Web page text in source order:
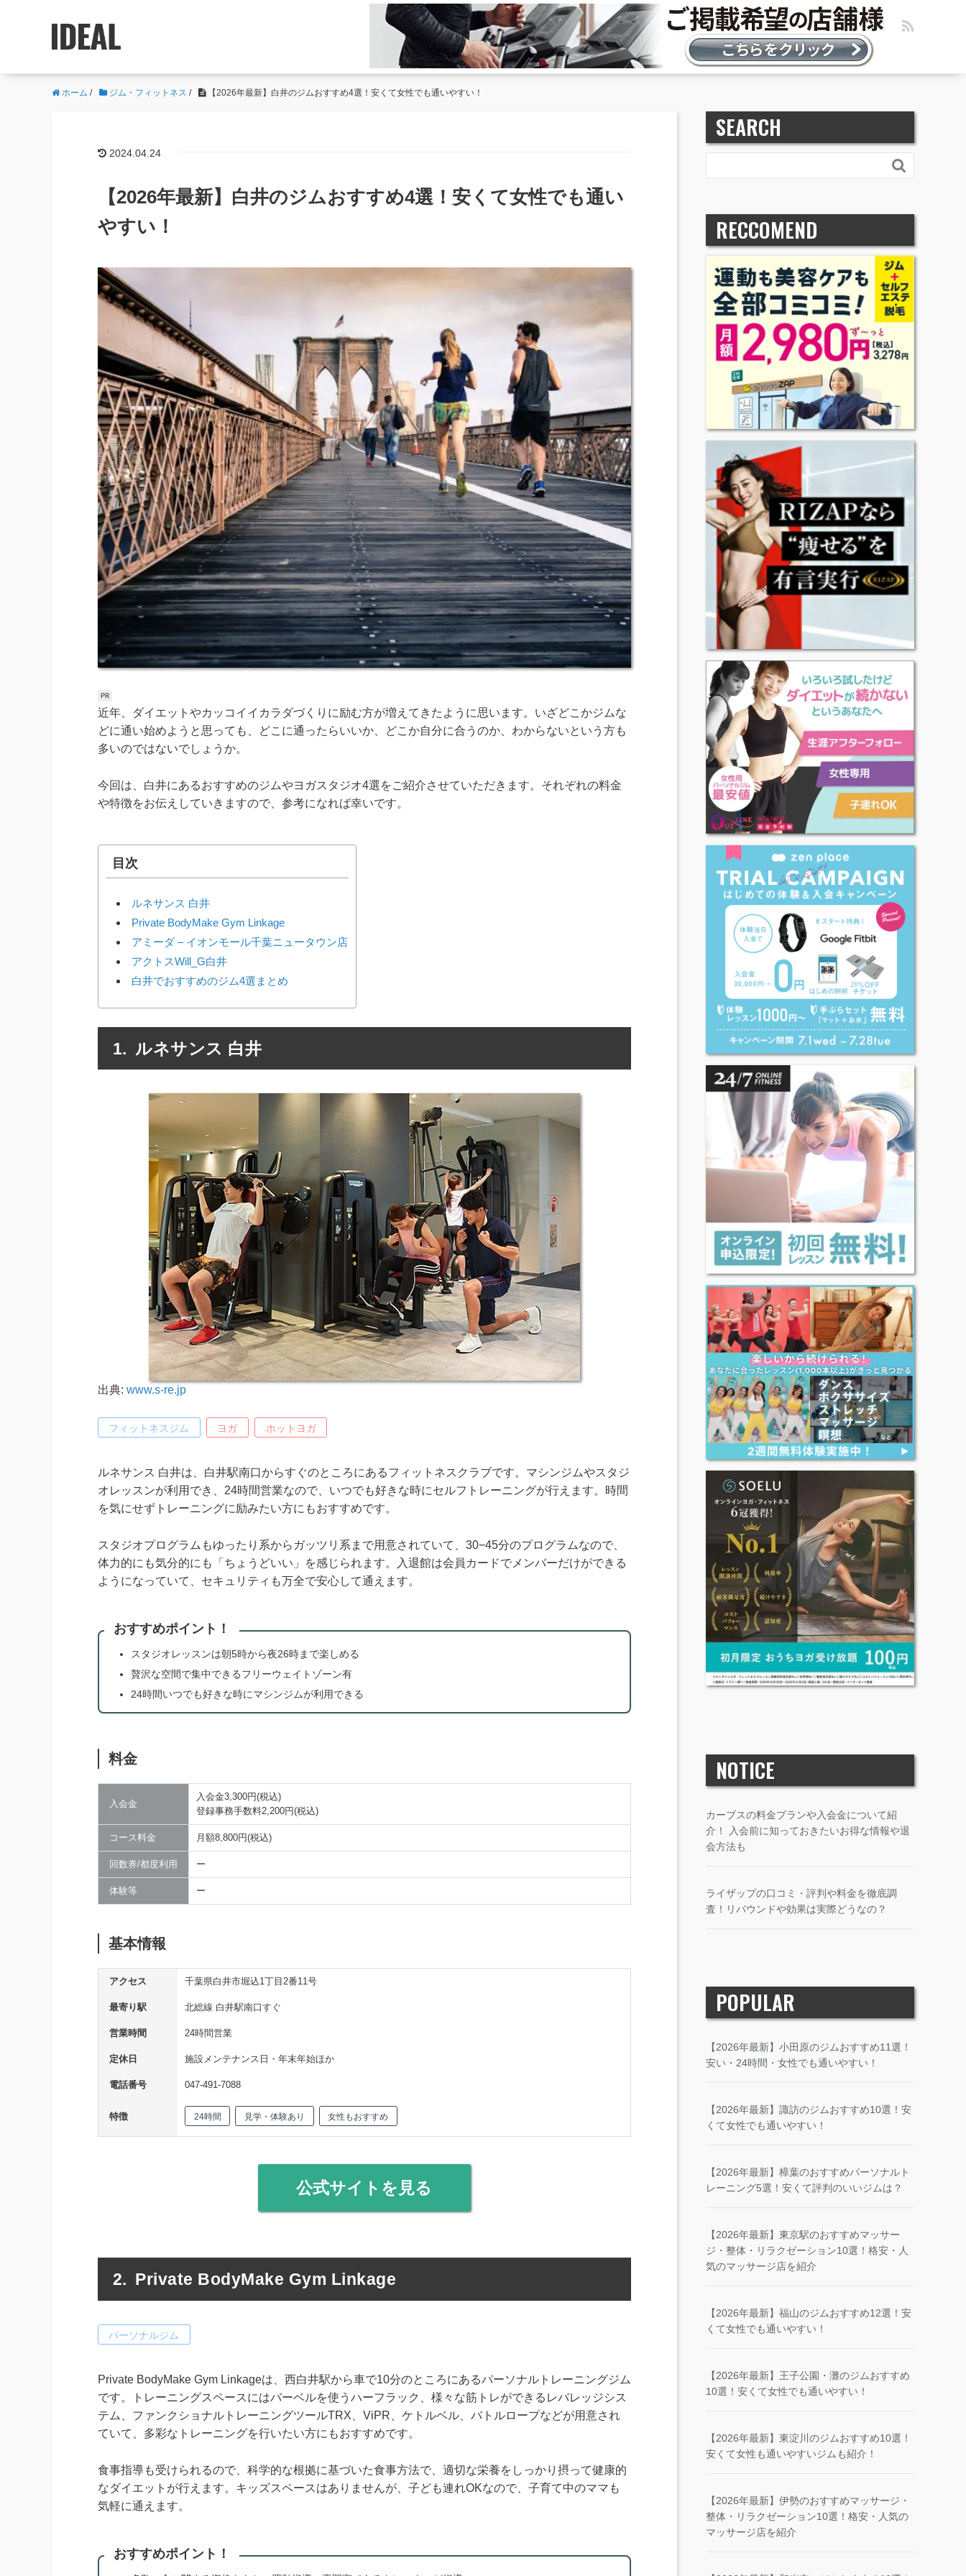
ホーム / ジム・フィットネス / 【2026年最新】白井のジムおすすめ4選！安くて女性でも通いやすい！
2024.04.24
【2026年最新】白井のジムおすすめ4選！安くて女性でも通い
やすい！
近年、ダイエットやカッコイイカラダづくりに励む方が増えてきたように思います。いざどこかジムな
どに通い始めようと思っても、どこに通ったらいいか、どこか自分に合うのか、わからないという方も
多いのではないでしょうか。
今回は、白井にあるおすすめのジムやヨガスタジオ4選をご紹介させていただきます。それぞれの料金
や特徴をお伝えしていきますので、参考になれば幸いです。
目次
ルネサンス 白井
Private BodyMake Gym Linkage
アミーダ – イオンモール千葉ニュータウン店
アクトスWill_G白井
白井でおすすめのジム4選まとめ
ルネサンス 白井
出典: www.s-re.jp
フィットネスジム ヨガ ホットヨガ
ルネサンス 白井は、白井駅南口からすぐのところにあるフィットネスクラブです。マシンジムやスタジ
オレッスンが利用でき、24時間営業なので、いつでも好きな時にセルフトレーニングが行えます。時間
を気にせずトレーニングに励みたい方にもおすすめです。
スタジオプログラムもゆったり系からガッツリ系まで用意されていて、30−45分のプログラムなので、
体力的にも気分的にも「ちょうどいい」を感じられます。入退館は会員カードでメンバーだけができる
ようになっていて、セキュリティも万全で安心して通えます。
おすすめポイント！
スタジオレッスンは朝5時から夜26時まで楽しめる
贅沢な空間で集中できるフリーウェイトゾーン有
24時間いつでも好きな時にマシンジムが利用できる
料金
入会金
入会金3,300円(税込)
登録事務手数料2,200円(税込)
コース料金 月額8,800円(税込)
回数券/都度利用 ー
体験等 ー
基本情報
アクセス 千葉県白井市堀込1丁目2番11号
最寄り駅 北総線 白井駅南口すぐ
営業時間 24時間営業
定休日 施設メンテナンス日・年末年始ほか
電話番号 047-491-7088
特徴 24時間 見学・体験あり 女性もおすすめ
公式サイトを見る
Private BodyMake Gym Linkage
パーソナルジム
Private BodyMake Gym Linkageは、西白井駅から車で10分のところにあるパーソナルトレーニングジム
です。トレーニングスペースにはバーベルを使うハーフラック、様々な筋トレができるレバレッジシス
テム、ファンクショナルトレーニングツールTRX、ViPR、ケトルベル、バトルロープなどが用意され
ていて、多彩なトレーニングを行いたい方にもおすすめです。
食事指導も受けられるので、科学的な根拠に基づいた食事方法で、適切な栄養をしっかり摂って健康的
なダイエットが行えます。キッズスペースはありませんが、子ども連れOKなので、子育て中のママも
気軽に通えます。
おすすめポイント！
SEARCH

RECCOMEND
NOTICE
カーブスの料金プランや入会金について紹
介！ 入会前に知っておきたいお得な情報や退
会方法も
ライザップの口コミ・評判や料金を徹底調
査！リバウンドや効果は実際どうなの？
POPULAR
【2026年最新】小田原のジムおすすめ11選！
安い・24時間・女性でも通いやすい！
【2026年最新】諏訪のジムおすすめ10選！安
くて女性でも通いやすい！
【2026年最新】樟葉のおすすめパーソナルト
レーニング5選！安くて評判のいいジムは？
【2026年最新】東京駅のおすすめマッサー
ジ・整体・リラクゼーション10選！格安・人
気のマッサージ店を紹介
【2026年最新】福山のジムおすすめ12選！安
くて女性でも通いやすい！
【2026年最新】王子公園・灘のジムおすすめ
10選！安くて女性でも通いやすい！
【2026年最新】東淀川のジムおすすめ10選！
安くて女性も通いやすいジムも紹介！
【2026年最新】伊勢のおすすめマッサージ・
整体・リラクゼーション10選！格安・人気の
マッサージ店を紹介